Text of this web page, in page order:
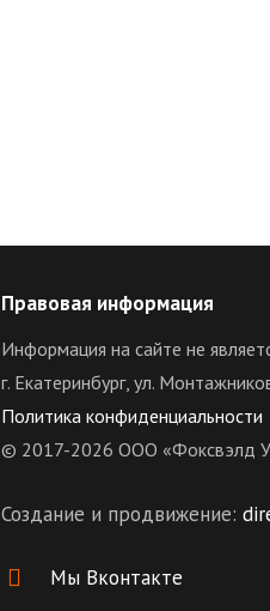
Правовая информация
Информация на сайте не
г. Екатеринбург, ул.
Политика конфиденциальности
© 2017-2026 ООО «Фоксвэлд
Создание и продвижение:
Мы Вконтакте